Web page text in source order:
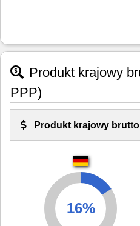
Produkt krajowy
PPP)
Produkt krajowy brutto